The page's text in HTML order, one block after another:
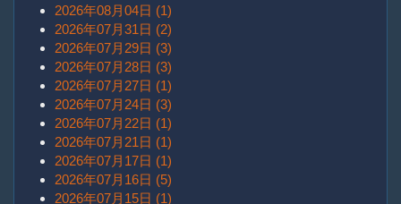
2026年08月04日 (1)
2026年07月31日 (2)
2026年07月29日 (3)
2026年07月28日 (3)
2026年07月27日 (1)
2026年07月24日 (3)
2026年07月22日 (1)
2026年07月21日 (1)
2026年07月17日 (1)
2026年07月16日 (5)
2026年07月15日 (1)